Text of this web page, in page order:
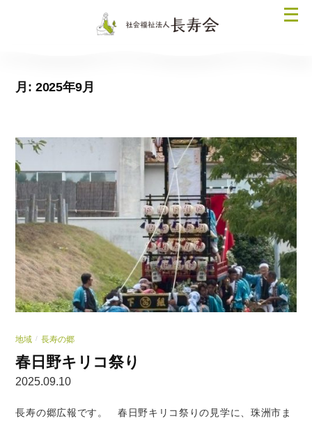
メ
月: 2025年9月
地域 / 長寿の郷
春日野キリコ祭り
2025.09.10
長寿の郷広報です。 春日野キリコ祭りの見学に、珠洲市ま